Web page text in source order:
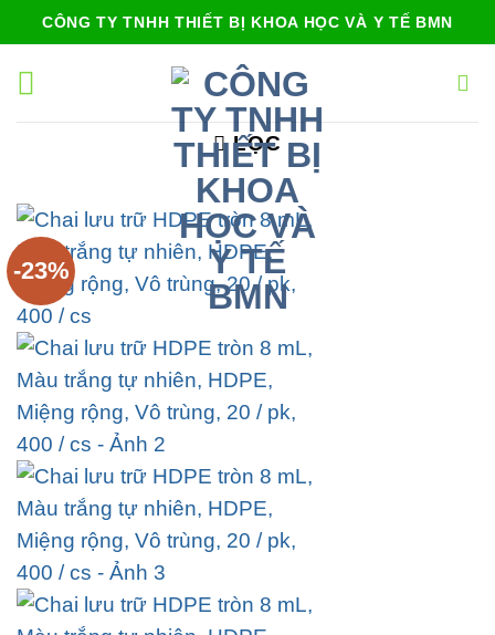
qua
nội
CÔNG TY TNHH THIẾT BỊ KHOA HỌC VÀ Y TẾ BMN
LỌC
-23%